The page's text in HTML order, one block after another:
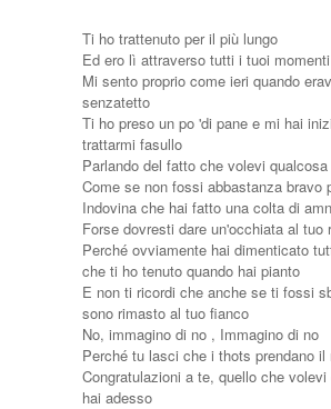
Ti ho trattenuto per il più lungo
Ed ero lì attraverso tutti i tuoi
Mi sento proprio come ieri quando
senzatetto
Ti ho preso un po 'di pane e mi hai
trattarmi fasullo
Parlando del fatto che volevi
Come se non fossi abbastanza bravo
Indovina che hai fatto una colta di
Forse dovresti dare un'occhiata al tuo
Perché ovviamente hai dimenticato
che ti ho tenuto quando hai pianto
E non ti ricordi che anche se ti fossi
sono rimasto al tuo fianco
No, immagino di no , Immagino di no
Perché tu lasci che i thots prendano il
Congratulazioni a te, quello che
hai adesso